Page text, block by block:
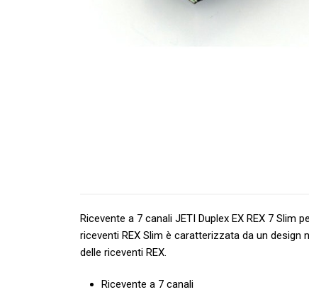
Ricevente a 7 canali JETI Duplex EX REX 7
riceventi REX Slim è caratterizzata da un
delle riceventi REX.
Ricevente a 7 canali